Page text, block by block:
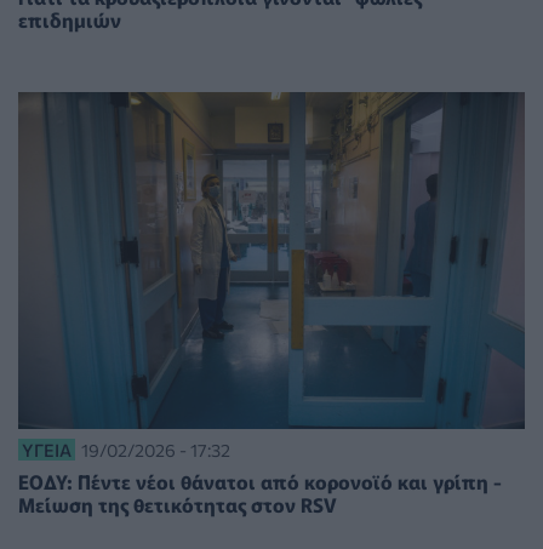
επιδημιών
ΥΓΕΊΑ 19/02/2026 - 17:32
ΕΟΔΥ: Πέντε νέοι θάνατοι από κορονοϊό και γρίπη -
Μείωση της θετικότητας στον RSV